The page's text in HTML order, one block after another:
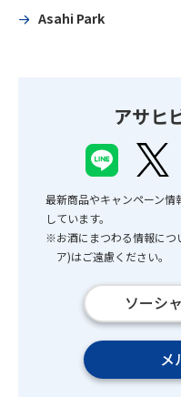
Asahi Park
アサヒ
最新商品やキャンペーン情
しています。
※お酒にまつわる情報につ
ア)はご遠慮ください。
ソーシ
メ